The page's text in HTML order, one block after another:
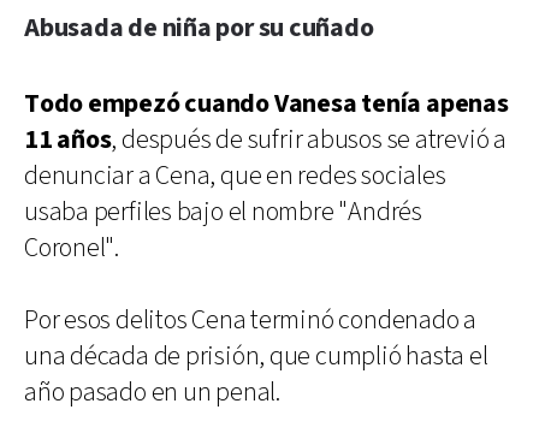
Abusada de niña por su cuñado
Todo empezó cuando Vanesa tenía apenas
11 años, después de sufrir abusos se atrevió a
denunciar a Cena, que en redes sociales
usaba perfiles bajo el nombre "Andrés
Coronel".
Por esos delitos Cena terminó condenado a
una década de prisión, que cumplió hasta el
año pasado en un penal.